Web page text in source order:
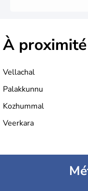
À
Vellachal
Palakkunnu
Kozhummal
Veerkara